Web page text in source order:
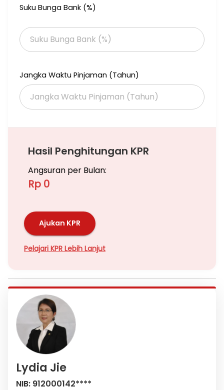
Century 21 Metro 3
Suku Bunga Bank (%)
Jangka Waktu Pinjaman (Tahun)
Hasil Penghitungan KPR
Angsuran per Bulan:
Rp 0
Ajukan KPR
Pelajari KPR Lebih Lanjut
Lydia Jie
NIB: 912000142****